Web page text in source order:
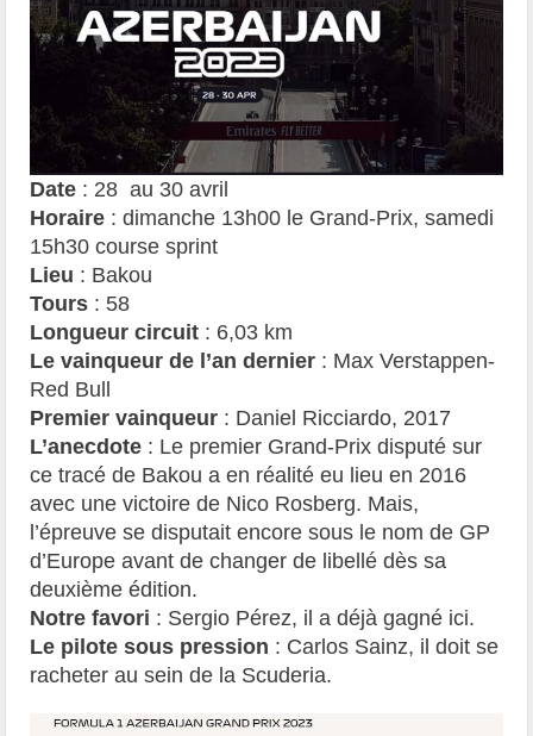
Date : 28 au 30 avril
Horaire : dimanche 13h00 le Grand-Prix, samedi
15h30 course sprint
Lieu : Bakou
Tours : 58
Longueur circuit : 6,03 km
Le vainqueur de l’an dernier : Max Verstappen-
Red Bull
Premier vainqueur : Daniel Ricciardo, 2017
L’anecdote : Le premier Grand-Prix disputé sur
ce tracé de Bakou a en réalité eu lieu en 2016
avec une victoire de Nico Rosberg. Mais,
l’épreuve se disputait encore sous le nom de GP
d’Europe avant de changer de libellé dès sa
deuxième édition.
Notre favori : Sergio Pérez, il a déjà gagné ici.
Le pilote sous pression : Carlos Sainz, il doit se
racheter au sein de la Scuderia.